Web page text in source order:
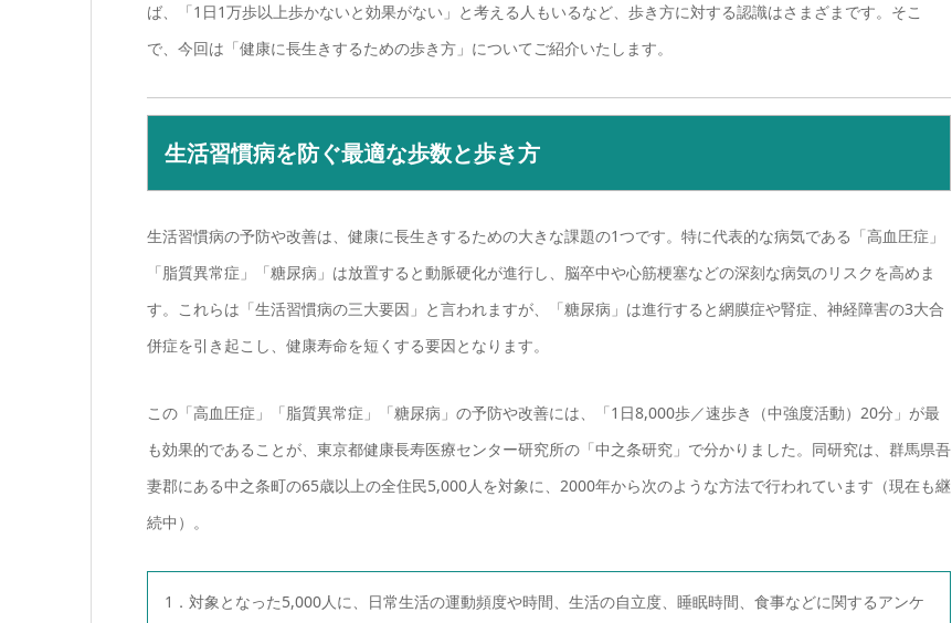
ば、「1日1万歩以上歩かないと効果がない」と考える人もいるなど、歩き方に対する認識はさまざまです。そこ
で、今回は「健康に長生きするための歩き方」についてご紹介いたします。
生活習慣病を防ぐ最適な歩数と歩き方
生活習慣病の予防や改善は、健康に長生きするための大きな課題の1つです。特に代表的な病気である「高血圧症」
「脂質異常症」「糖尿病」は放置すると動脈硬化が進行し、脳卒中や心筋梗塞などの深刻な病気のリスクを高めま
す。これらは「生活習慣病の三大要因」と言われますが、「糖尿病」は進行すると網膜症や腎症、神経障害の3大合
併症を引き起こし、健康寿命を短くする要因となります。
この「高血圧症」「脂質異常症」「糖尿病」の予防や改善には、「1日8,000歩／速歩き（中強度活動）20分」が最
も効果的であることが、東京都健康長寿医療センター研究所の「中之条研究」で分かりました。同研究は、群馬県吾
妻郡にある中之条町の65歳以上の全住民5,000人を対象に、2000年から次のような方法で行われています（現在も継
続中）。
1．対象となった5,000人に、日常生活の運動頻度や時間、生活の自立度、睡眠時間、食事などに関するアンケ